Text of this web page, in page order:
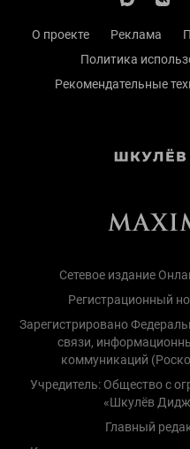
О проекте Реклама
Политика
Рекомендательные
Сетевое издание
Регистрационный
Зарегистрировано
связи,
коммуникаций
Учредитель: Общество с
«Шкулёв
Главный